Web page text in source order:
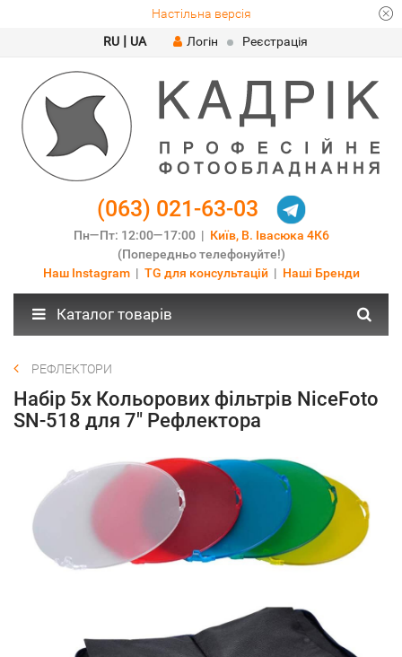
Настільна версія
RU | UA Логін Реєстрація
(063) 021-63-03
Пн—Пт: 12:00—17:00 | Київ, В. Івасюка 4К6
(Попередньо телефонуйте!)
Наш Instagram| TG для консультацій| Наші Бренди
Каталог товарів
РЕФЛЕКТОРИ
Набір 5х Кольорових фільтрів NiceFoto
SN-518 для 7" Рефлектора